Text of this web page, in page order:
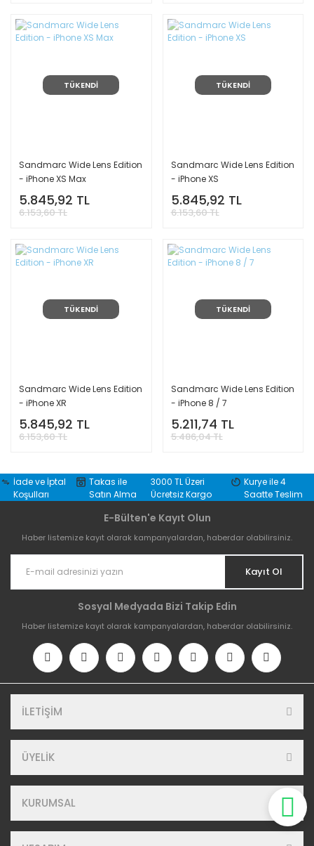
TÜKENDİ
Sandmarc Wide Lens Edition
- iPhone XS Max
5.845,92 TL
6.153,60 TL
TÜKENDİ
Sandmarc Wide Lens Edition
- iPhone XS
5.845,92 TL
6.153,60 TL
TÜKENDİ
Sandmarc Wide Lens Edition
- iPhone XR
5.845,92 TL
6.153,60 TL
TÜKENDİ
Sandmarc Wide Lens Edition
- iPhone 8 / 7
5.211,74 TL
5.486,04 TL
İade ve İptal
Koşulları
Takas ile
Satın Alma
3000 TL Üzeri
Ücretsiz Kargo
Kurye ile 4
Saatte Teslim
E-Bülten'e Kayıt Olun
Haber listemize kayıt olarak kampanyalardan, haberdar olabilirsiniz.
Kayıt Ol
Sosyal Medyada Bizi Takip Edin
Haber listemize kayıt olarak kampanyalardan, haberdar olabilirsiniz.
İLETİŞİM
ÜYELİK
KURUMSAL